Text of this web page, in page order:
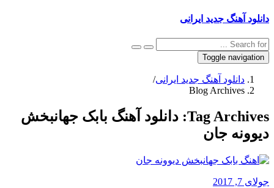
دانلود آهنگ جدید ایرانی
Toggle navigation
دانلود آهنگ جدید ایرانی/
Blog Archives
Tag Archives: دانلود آهنگ بابک جهانبخش
دیوونه جان
جولای 7, 2017